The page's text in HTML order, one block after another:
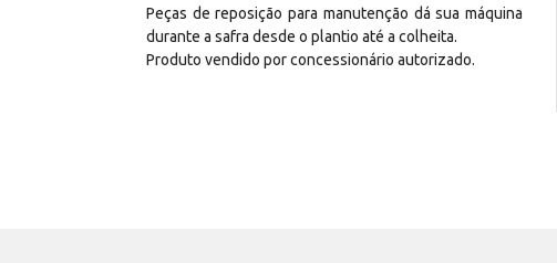
Peças de reposição para manutenção dá sua máquina
durante a safra desde o plantio até a colheita.
Produto vendido por concessionário autorizado.